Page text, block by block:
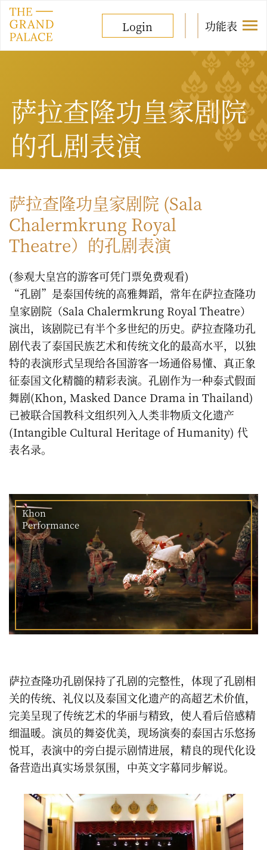
Login 功能表
萨拉查隆功皇家剧院
的孔剧表演
萨拉查隆功皇家剧院 (Sala
Chalermkrung Royal
Theatre）的孔剧表演
(参观大皇宫的游客可凭门票免费观看)
“孔剧”是泰国传统的高雅舞蹈，常年在萨拉查隆功
皇家剧院（Sala Chalermkrung Royal Theatre）
演出，该剧院已有半个多世纪的历史。萨拉查隆功孔
剧代表了泰国民族艺术和传统文化的最高水平，以独
特的表演形式呈现给各国游客一场通俗易懂、真正象
征泰国文化精髓的精彩表演。孔剧作为一种泰式假面
舞剧(Khon, Masked Dance Drama in Thailand)
已被联合国教科文组织列入人类非物质文化遗产
(Intangible Cultural Heritage of Humanity) 代
表名录。
Khon
Performance
萨拉查隆功孔剧保持了孔剧的完整性，体现了孔剧相
关的传统、礼仪以及泰国文化遗产的高超艺术价值，
完美呈现了传统艺术的华丽与精致，使人看后倍感精
细温暖。演员的舞姿优美，现场演奏的泰国古乐悠扬
悦耳，表演中的旁白提示剧情进展，精良的现代化设
备营造出真实场景氛围，中英文字幕同步解说。